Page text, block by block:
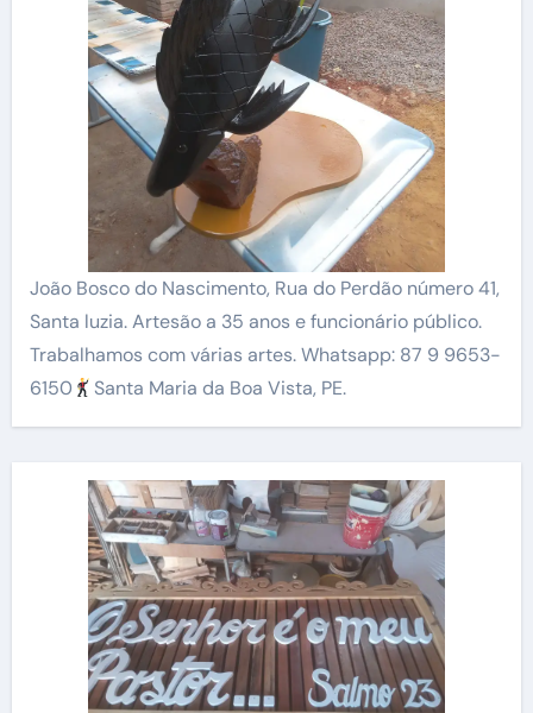
João Bosco do Nascimento, Rua do Perdão número 41,
Santa luzia. Artesão a 35 anos e funcionário público.
Trabalhamos com várias artes. Whatsapp: 87 9 9653-
6150
Santa Maria da Boa Vista, PE.